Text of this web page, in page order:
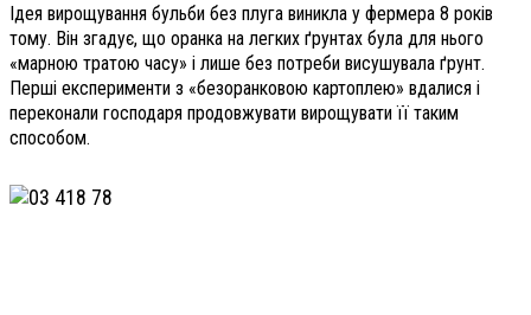
Ідея вирощування бульби без плуга виникла у фермера 8 років
тому. Він згадує, що оранка на легких ґрунтах була для нього
«марною тратою часу» і лише без потреби висушувала ґрунт.
Перші експерименти з «без­оранковою картоплею» вдалися і
переконали господаря продовжувати вирощувати її таким
способом.